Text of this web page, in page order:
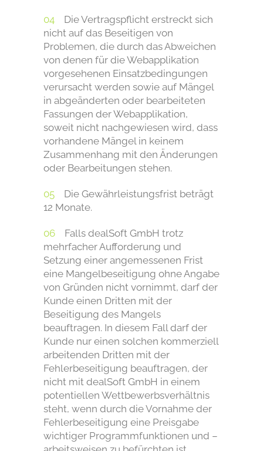
Die Vertragspflicht erstreckt sich
nicht auf das Beseitigen von
Problemen, die durch das Abweichen
von denen für die Webapplikation
vorgesehenen Einsatzbedingungen
verursacht werden sowie auf Mängel
in abgeänderten oder bearbeiteten
Fassungen der Webapplikation,
soweit nicht nachgewiesen wird, dass
vorhandene Mängel in keinem
Zusammenhang mit den Änderungen
oder Bearbeitungen stehen.
Die Gewährleistungsfrist beträgt
12 Monate.
Falls dealSoft GmbH trotz
mehrfacher Aufforderung und
Setzung einer angemessenen Frist
eine Mangelbeseitigung ohne Angabe
von Gründen nicht vornimmt, darf der
Kunde einen Dritten mit der
Beseitigung des Mangels
beauftragen. In diesem Fall darf der
Kunde nur einen solchen kommerziell
arbeitenden Dritten mit der
Fehlerbeseitigung beauftragen, der
nicht mit dealSoft GmbH in einem
potentiellen Wettbewerbsverhältnis
steht, wenn durch die Vornahme der
Fehlerbeseitigung eine Preisgabe
wichtiger Programmfunktionen und –